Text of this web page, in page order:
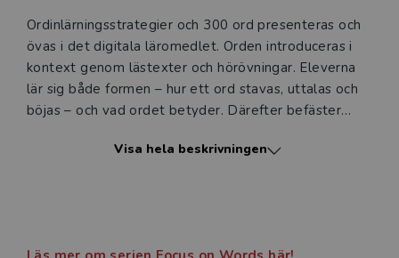
och dig som är verksam i Sverige.Du kan naturligtvis alltid
kontakta vårkundserviceom du önskar ytterligare
information eller har frågor om produkten.
Den här produkten kan beställas av lärare på gymnasium
utbildningsföretag.
Ordinlärningsstrategier och 300 ord presenteras och
övas i det digitala läromedlet. Orden introduceras i
kontext genom lästexter och hörövningar. Eleverna
lär sig både formen – hur ett ord stavas, uttalas och
böjas – och vad ordet betyder. Därefter befäster
Visa hela beskrivningen